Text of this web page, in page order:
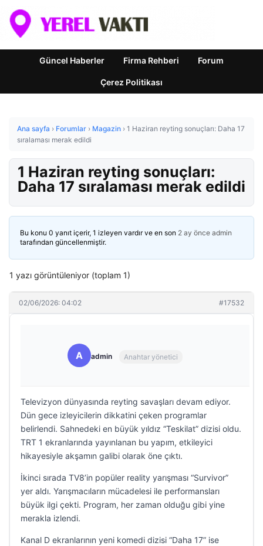
Güncel Haberler Firma Rehberi Forum
Çerez Politikası
Ana sayfa › Forumlar › Magazin › 1 Haziran reyting sonuçları: Daha 17
sıralaması merak edildi
1 Haziran reyting sonuçları:
Daha 17 sıralaması merak edildi
Bu konu 0 yanıt içerir, 1 izleyen vardır ve en son 2 ay önce admin
tarafından güncellenmiştir.
1 yazı görüntüleniyor (toplam 1)
02/06/2026: 04:02 #17532
A admin Anahtar yönetici
Televizyon dünyasında reyting savaşları devam ediyor.
Dün gece izleyicilerin dikkatini çeken programlar
belirlendi. Sahnedeki en büyük yıldız “Teskilat” dizisi oldu.
TRT 1 ekranlarında yayınlanan bu yapım, etkileyici
hikayesiyle akşamın galibi olarak öne çıktı.
İkinci sırada TV8’in popüler reality yarışması “Survivor”
yer aldı. Yarışmacıların mücadelesi ile performansları
büyük ilgi çekti. Program, her zaman olduğu gibi yine
merakla izlendi.
Kanal D ekranlarının yeni komedi dizisi “Daha 17” ise